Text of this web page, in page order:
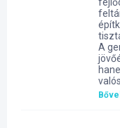
A